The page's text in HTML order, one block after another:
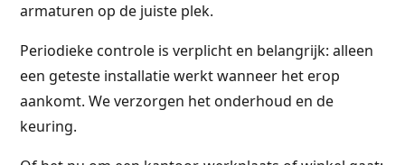
armaturen op de juiste plek.
Periodieke controle is verplicht en belangrijk: alleen
een geteste installatie werkt wanneer het erop
aankomt. We verzorgen het onderhoud en de
keuring.